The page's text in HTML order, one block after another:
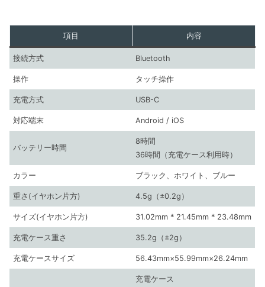
項目 内容
接続方式 Bluetooth
操作 タッチ操作
充電方式 USB-C
対応端末 Android / iOS
バッテリー時間
8時間
36時間（充電ケース利用時）
カラー ブラック、ホワイト、ブルー
重さ(イヤホン片方) 4.5g（±0.2g）
サイズ(イヤホン片方) 31.02mm * 21.45mm * 23.48mm
充電ケース重さ 35.2g（±2g）
充電ケースサイズ 56.43mm×55.99mm×26.24mm
充電ケース